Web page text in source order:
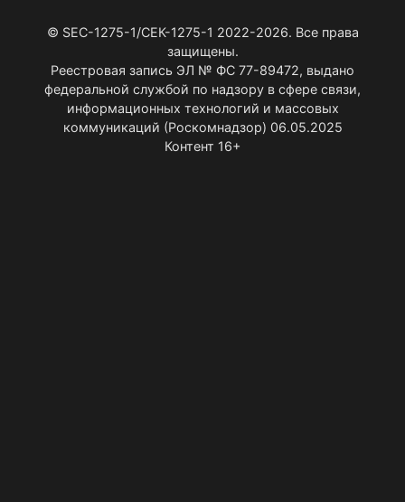
© SEC-1275-1/СЕК-1275-1 2022-2026. Все права
защищены.
Реестровая запись ЭЛ № ФС 77-89472, выдано
федеральной службой по надзору в сфере связи,
информационных технологий и массовых
коммуникаций (Роскомнадзор) 06.05.2025
Контент 16+